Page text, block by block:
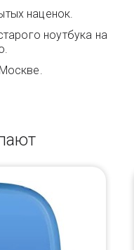
наценок.
ноутбука на